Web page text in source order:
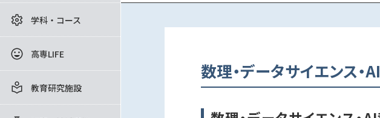
学科・コース
高専LIFE
教育研究施設
数理・データサイエンス・